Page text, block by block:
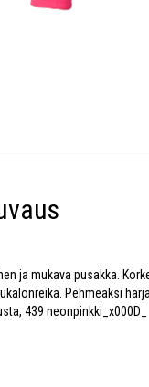
ja mukava pusakka.
Pehmeäksi
439 neonpinkki_x000D_